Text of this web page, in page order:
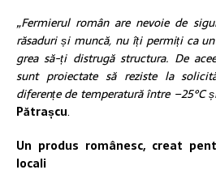
„Fermierul român are nevoie de
răsaduri și muncă, nu îți permiți ca
grea să-ți distrugă structura. De
sunt proiectate să reziste la
diferențe de temperatură între –25°C
Pătrașcu.
Un produs românesc, creat
locali